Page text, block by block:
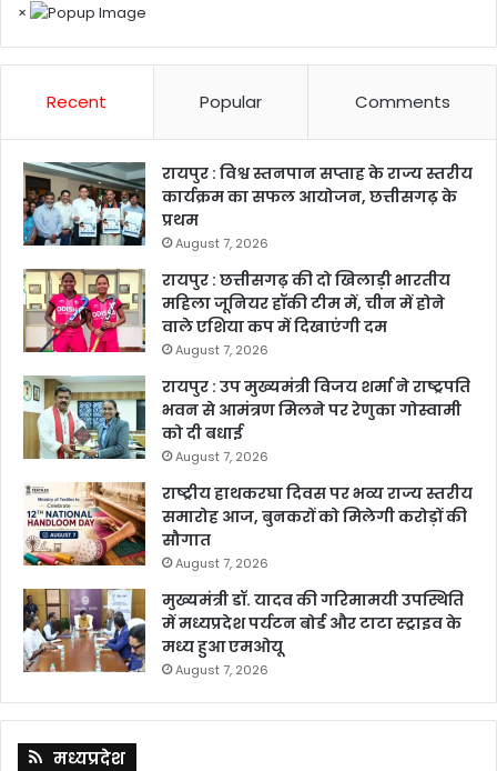
×
Recent Popular Comments
रायपुर : विश्व स्तनपान सप्ताह के राज्य स्तरीय
कार्यक्रम का सफल आयोजन, छत्तीसगढ़ के
प्रथम
August 7, 2026
रायपुर : छत्तीसगढ़ की दो खिलाड़ी भारतीय
महिला जूनियर हॉकी टीम में, चीन में होने
वाले एशिया कप में दिखाएंगी दम
August 7, 2026
रायपुर : उप मुख्यमंत्री विजय शर्मा ने राष्ट्रपति
भवन से आमंत्रण मिलने पर रेणुका गोस्वामी
को दी बधाई
August 7, 2026
राष्ट्रीय हाथकरघा दिवस पर भव्य राज्य स्तरीय
समारोह आज, बुनकरों को मिलेगी करोड़ों की
सौगात
August 7, 2026
मुख्यमंत्री डॉ. यादव की गरिमामयी उपस्थिति
में मध्यप्रदेश पर्यटन बोर्ड और टाटा स्ट्राइव के
मध्य हुआ एमओयू
August 7, 2026
मध्यप्रदेश